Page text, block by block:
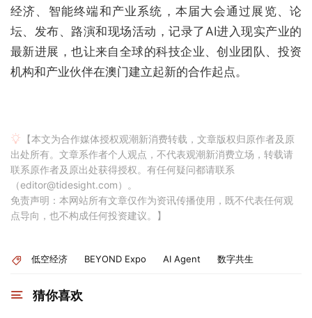
经济、智能终端和产业系统，本届大会通过展览、论
坛、发布、路演和现场活动，记录了AI进入现实产业的
最新进展，也让来自全球的科技企业、创业团队、投资
机构和产业伙伴在澳门建立起新的合作起点。
【本文为合作媒体授权观潮新消费转载，文章版权归原作者及原
出处所有。文章系作者个人观点，不代表观潮新消费立场，转载请
联系原作者及原出处获得授权。有任何疑问都请联系
（editor@tidesight.com）。
免责声明：本网站所有文章仅作为资讯传播使用，既不代表任何观
点导向，也不构成任何投资建议。】
低空经济 BEYOND Expo AI Agent 数字共生
猜你喜欢